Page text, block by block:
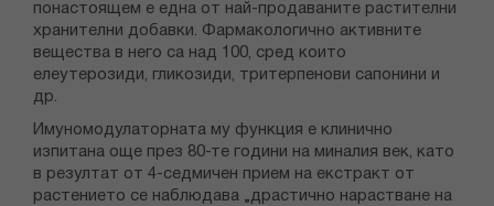
понастоящем е една от най-продаваните растителни
хранителни добавки. Фармакологично активните
вещества в него са над 100, сред които
елеутерозиди, гликозиди, тритерпенови сапонини и
др.
Имуномодулаторната му функция е клинично
изпитана още през 80-те години на миналия век, като
в резултат от 4-седмичен прием на екстракт от
растението се наблюдава „драстично нарастване на